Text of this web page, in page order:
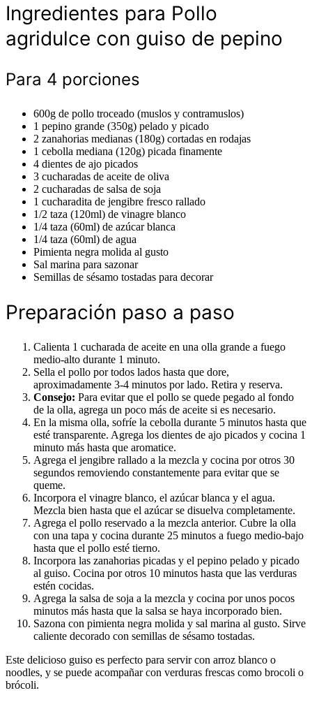
Ingredientes para Pollo
agridulce con guiso de pepino
Para 4 porciones
600g de pollo troceado (muslos y contramuslos)
1 pepino grande (350g) pelado y picado
2 zanahorias medianas (180g) cortadas en rodajas
1 cebolla mediana (120g) picada finamente
4 dientes de ajo picados
3 cucharadas de aceite de oliva
2 cucharadas de salsa de soja
1 cucharadita de jengibre fresco rallado
1/2 taza (120ml) de vinagre blanco
1/4 taza (60ml) de azúcar blanca
1/4 taza (60ml) de agua
Pimienta negra molida al gusto
Sal marina para sazonar
Semillas de sésamo tostadas para decorar
Preparación paso a paso
Calienta 1 cucharada de aceite en una olla grande a fuego
medio-alto durante 1 minuto.
Sella el pollo por todos lados hasta que dore,
aproximadamente 3-4 minutos por lado. Retira y reserva.
Consejo: Para evitar que el pollo se quede pegado al fondo
de la olla, agrega un poco más de aceite si es necesario.
En la misma olla, sofríe la cebolla durante 5 minutos hasta que
esté transparente. Agrega los dientes de ajo picados y cocina 1
minuto más hasta que aromatice.
Agrega el jengibre rallado a la mezcla y cocina por otros 30
segundos removiendo constantemente para evitar que se
queme.
Incorpora el vinagre blanco, el azúcar blanca y el agua.
Mezcla bien hasta que el azúcar se disuelva completamente.
Agrega el pollo reservado a la mezcla anterior. Cubre la olla
con una tapa y cocina durante 25 minutos a fuego medio-bajo
hasta que el pollo esté tierno.
Incorpora las zanahorias picadas y el pepino pelado y picado
al guiso. Cocina por otros 10 minutos hasta que las verduras
estén cocidas.
Agrega la salsa de soja a la mezcla y cocina por unos pocos
minutos más hasta que la salsa se haya incorporado bien.
Sazona con pimienta negra molida y sal marina al gusto. Sirve
caliente decorado con semillas de sésamo tostadas.
Este delicioso guiso es perfecto para servir con arroz blanco o
noodles, y se puede acompañar con verduras frescas como brocoli o
brócoli.